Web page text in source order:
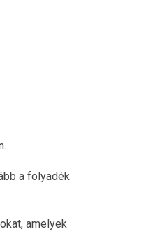
a folyadék
amelyek